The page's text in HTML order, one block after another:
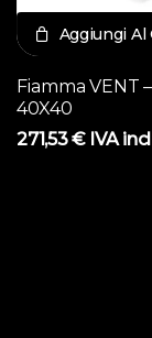
Aggiungi Al
Fiamma VENT
40X40
271,53€ IVA